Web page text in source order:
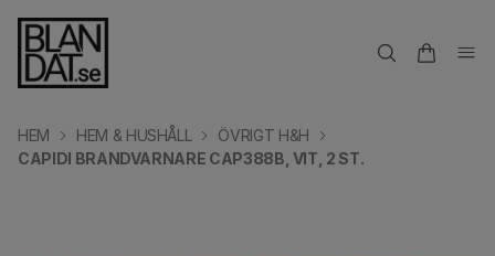
HEM HEM & HUSHÅLL
ÖVRIGT H&H
CAPIDI BRANDVARNARE CAP388B, VIT, 2 ST.